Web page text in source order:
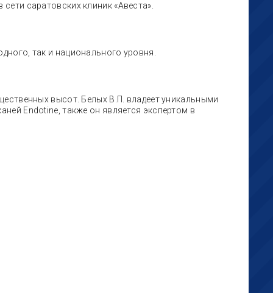
саратовских клиник «Авеста».
так и национального уровня.
высот. Белых В.П. владеет уникальными
Endotine, также он является экспертом в